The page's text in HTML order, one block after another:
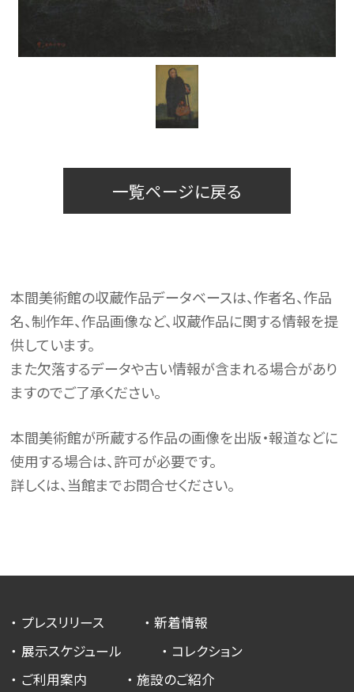
一覧ページに戻る
本間美術館の収蔵作品データベースは、作者名、作品
名、制作年、作品画像など、収蔵作品に関する情報を提
供しています。
また欠落するデータや古い情報が含まれる場合があり
ますのでご了承ください。
本間美術館が所蔵する作品の画像を出版・報道などに
使用する場合は、許可が必要です。
詳しくは、当館までお問合せください。
プレスリリース
新着情報
展示スケジュール
コレクション
ご利用案内
施設のご紹介